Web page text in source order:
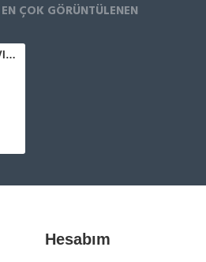
EN ÇOK GÖRÜNTÜLENEN
CVEN1ST-V5 | VIBE CVEN Serisi SQ Tweeter
Hesabım